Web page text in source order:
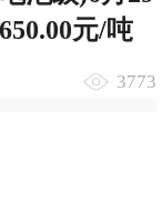
元/吨
3773